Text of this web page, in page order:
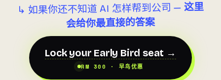
↳ 如果你还不知道 AI 怎样帮到公司 — 这里
会给你最直接的答案
Lock your Early Bird seat →
RM 300 · 早鸟优惠